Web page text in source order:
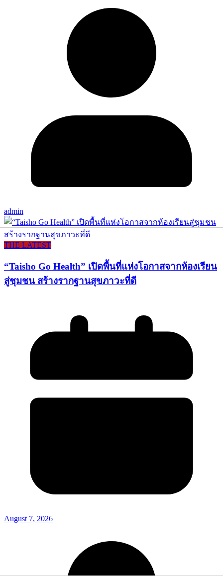
admin
THE LATEST
“Taisho Go Health” เปิดพื้นที่แห่งโอกาสจากห้องเรียน
สู่ชุมชน สร้างรากฐานสุขภาวะที่ดี
August 7, 2026